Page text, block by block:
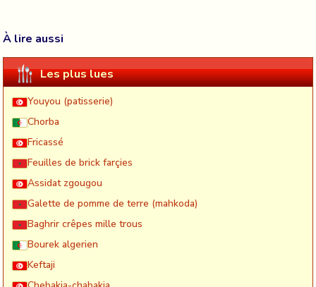
À lire aussi
Les plus lues
Youyou (patisserie)
Chorba
Fricassé
Feuilles de brick farçies
Assidat zgougou
Galette de pomme de terre (mahkoda)
Baghrir crêpes mille trous
Bourek algerien
Keftaji